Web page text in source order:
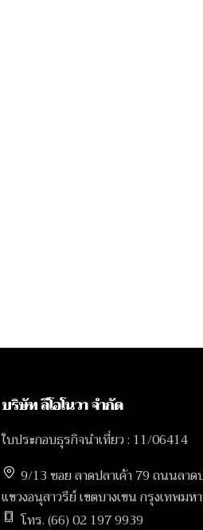
บริษัท ลีโอโนวา จำกัด
ใบประกอบธุรกิจนำเที่ยว : 11/06414
9/13 ซอย ลาดปลาเค้า 79 ถนนลาด
แขวงอนุสาวรีย์ เขตบางเขน กรุงเทพม
โทร. (66) 02 197 9939